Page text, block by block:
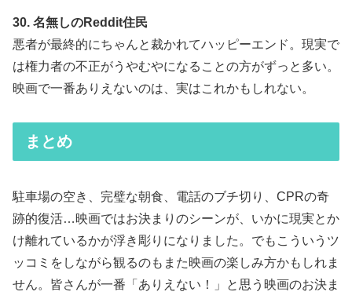
30. 名無しのReddit住民
悪者が最終的にちゃんと裁かれてハッピーエンド。現実で
は権力者の不正がうやむやになることの方がずっと多い。
映画で一番ありえないのは、実はこれかもしれない。
まとめ
駐車場の空き、完璧な朝食、電話のブチ切り、CPRの奇
跡的復活…映画ではお決まりのシーンが、いかに現実とか
け離れているかが浮き彫りになりました。でもこういうツ
ッコミをしながら観るのもまた映画の楽しみ方かもしれま
せん。皆さんが一番「ありえない！」と思う映画のお決ま